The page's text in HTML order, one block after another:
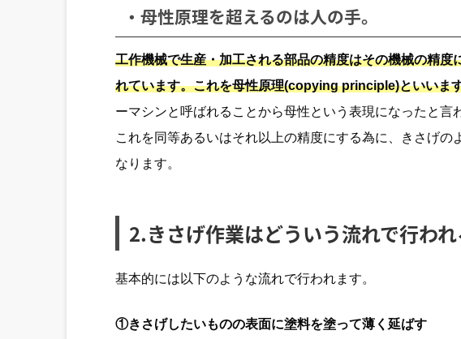
・母性原理を超えるのは人の手。
工作機械で生産・加工される部品の精度はその機械の精度
れています。これを母性原理(copying principle)といいま
ーマシンと呼ばれることから母性という表現になったと言
これを同等あるいはそれ以上の精度にする為に、きさげ
なります。
2.きさげ作業はどういう流れで行われ
基本的には以下のような流れで行われます。
①きさげしたいものの表面に塗料を塗って薄く延ばす